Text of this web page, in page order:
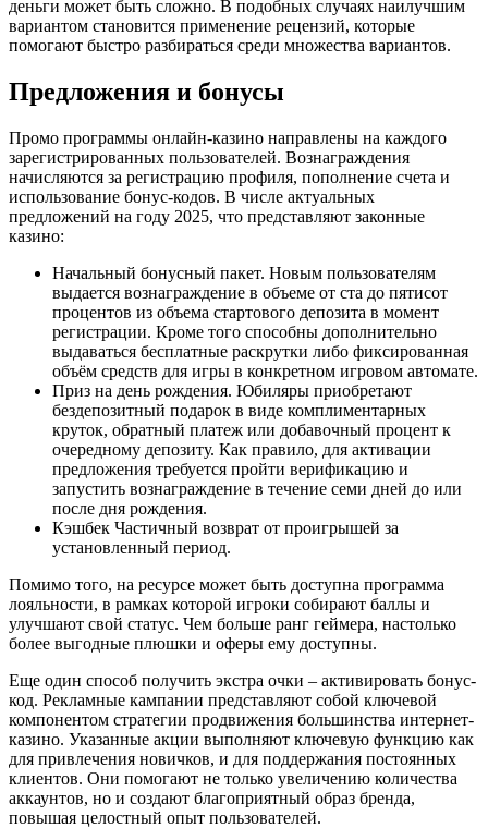
деньги может быть сложно. В подобных случаях наилучшим
вариантом становится применение рецензий, которые
помогают быстро разбираться среди множества вариантов.
Предложения и бонусы
Промо программы онлайн-казино направлены на каждого
зарегистрированных пользователей. Вознаграждения
начисляются за регистрацию профиля, пополнение счета и
использование бонус-кодов. В числе актуальных
предложений на году 2025, что представляют законные
казино:
Начальный бонусный пакет. Новым пользователям
выдается вознаграждение в объеме от ста до пятисот
процентов из объема стартового депозита в момент
регистрации. Кроме того способны дополнительно
выдаваться бесплатные раскрутки либо фиксированная
объём средств для игры в конкретном игровом автомате.
Приз на день рождения. Юбиляры приобретают
бездепозитный подарок в виде комплиментарных
круток, обратный платеж или добавочный процент к
очередному депозиту. Как правило, для активации
предложения требуется пройти верификацию и
запустить вознаграждение в течение семи дней до или
после дня рождения.
Кэшбек Частичный возврат от проигрышей за
установленный период.
Помимо того, на ресурсе может быть доступна программа
лояльности, в рамках которой игроки собирают баллы и
улучшают свой статус. Чем больше ранг геймера, настолько
более выгодные плюшки и оферы ему доступны.
Еще один способ получить экстра очки – активировать бонус-
код. Рекламные кампании представляют собой ключевой
компонентом стратегии продвижения большинства интернет-
казино. Указанные акции выполняют ключевую функцию как
для привлечения новичков, и для поддержания постоянных
клиентов. Они помогают не только увеличению количества
аккаунтов, но и создают благоприятный образ бренда,
повышая целостный опыт пользователей.